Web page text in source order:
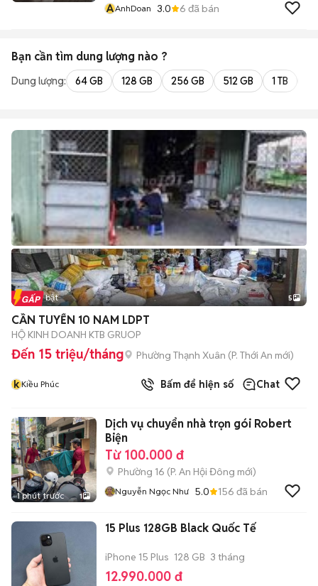
AAnhDoan 3.0 6 đã bán
Bạn cần tìm dung lượng nào ?
Dung lượng: 64 GB 128 GB 256 GB 512 GB 1 TB
Tin nổi bật 5
CẦN TUYỂN 10 NAM LDPT
HỘ KINH DOANH KTB GRUOP
Đến 15 triệu/tháng Phường Thạnh Xuân (P. Thới An mới)
k Kiều Phúc Bấm để hiện số Chat
1 phút trước 1
Dịch vụ chuyển nhà trọn gói Robert
Biện
Từ 100.000 đ
Phường 16 (P. An Hội Đông mới)
Nguyễn Ngọc Như 5.0 156 đã bán
15 Plus 128GB Black Quốc Tế
iPhone 15 Plus 128 GB 3 tháng
12.990.000 đ